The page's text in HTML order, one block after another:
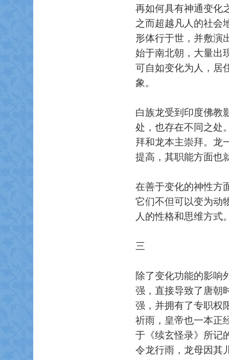
再如何具有神通变化
之而超越凡人的社会
形体行于世，并敷演
始于南北朝，大量出
可自如变化为人，居
象。
白族龙受到印度佛教
处，也存在不同之处
拜和龙本主崇拜。龙
提高，其职能方面也
在善于变化的神性方
它们不但可以变为动
人的性格和思维方式
三
除了变化功能的影响
强，直接导致了唐朝
强，并拥有了专职权
祈雨，皇帝也一本正
于《续玄怪录》所记
令龙行雨，龙母因其